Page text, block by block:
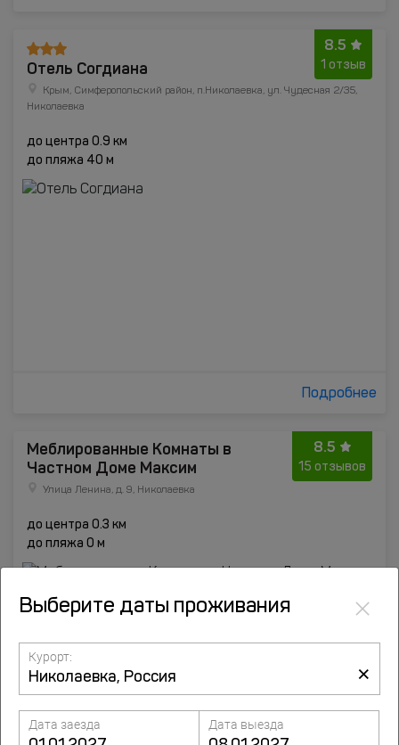
8.5
1 отзыв
Отель Согдиана
Крым, Симферопольский район, п.Николаевка, ул. Чудесная 2/35,
Николаевка
до центра 0.9 км
до пляжа 40 м
Подробнее
8.5
15 отзывов
Меблированные Комнаты в
Частном Доме Максим
Улица Ленина, д. 9, Николаевка
до центра 0.3 км
до пляжа 0 м
Выберите даты проживания ×
Курорт:
×
Дата заезда Дата выезда